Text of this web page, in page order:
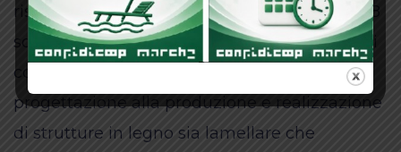
risorse e la sua credibilità per supportare gli 8
soci e renderli una realtà di impresa che oggi
copre tutte le fasi dei processi lavorativi dalla
progettazione alla produzione e realizzazione
di strutture in legno sia lamellare che